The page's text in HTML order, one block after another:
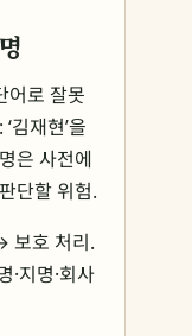
어로 잘못
김재현’을
은 사전에
단할 위험.
보호 처리.
·지명·회사